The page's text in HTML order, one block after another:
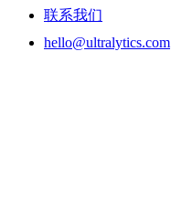
联系我们
hello@ultralytics.com